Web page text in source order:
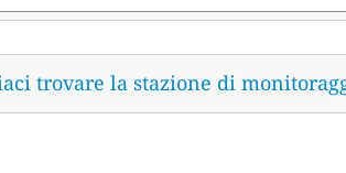
trovare la stazione di